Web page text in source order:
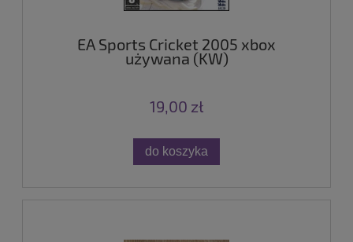
EA Sports Cricket 2005 xbox
używana (KW)
19,00 zł
do koszyka